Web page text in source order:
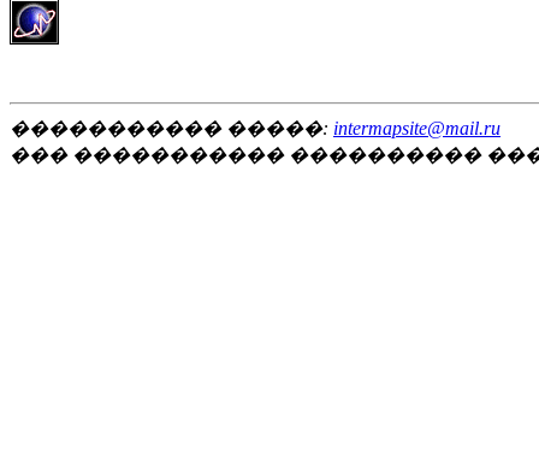
����������� �����: intermapsite@mail.ru
��� ����������� ����������